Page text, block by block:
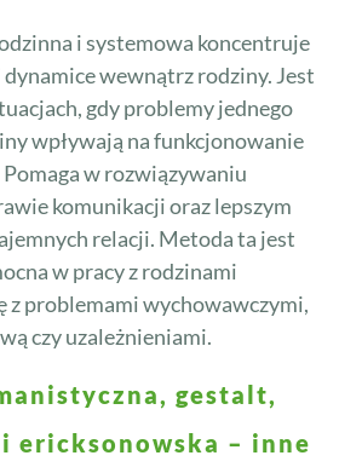
i systemowa koncentruje
dynamice wewnątrz rodziny. Jest
gdy problemy jednego
wpływają na funkcjonowanie
Pomaga w rozwiązywaniu
komunikacji oraz lepszym
relacji. Metoda ta jest
w pracy z rodzinami
z problemami wychowawczymi,
czy uzależnieniami.
gestalt,
ericksonowska – inne